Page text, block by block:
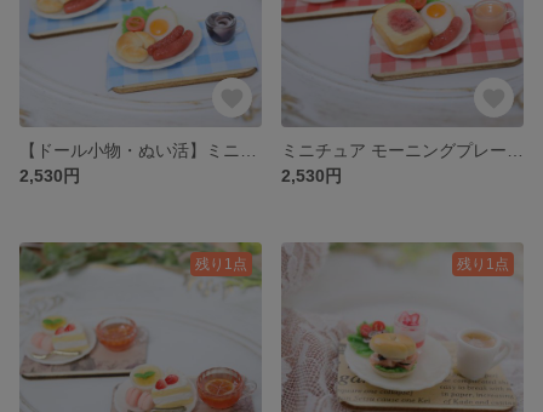
2,530円
2,530円
残り1点 残り1点